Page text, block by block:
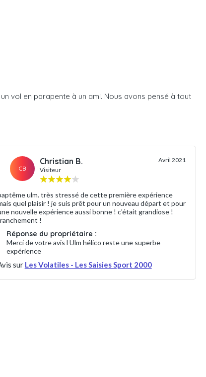
vol en parapente à un ami. Nous avons pensé à tout
CB
Christian B.
Visiteur
Avril 2021
ulm. très stressé de cette première expérience
quel plaisir ! je suis prêt pour un nouveau départ et pour
nouvelle expérience aussi bonne ! c'était grandiose !
!
Réponse du propriétaire :
Merci de votre avis l Ulm hélico reste une superbe
expérience
sur Les Volatiles - Les Saisies Sport 2000